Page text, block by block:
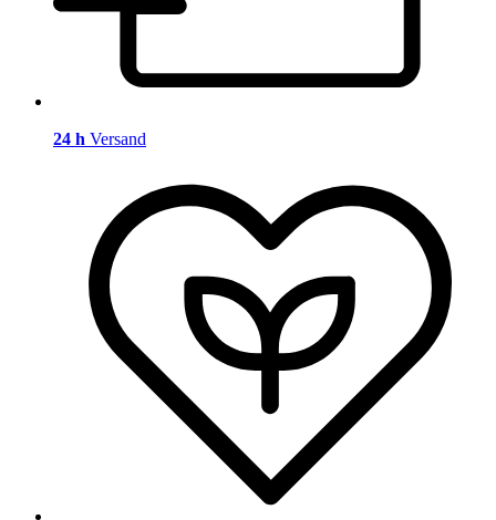
24 h Versand